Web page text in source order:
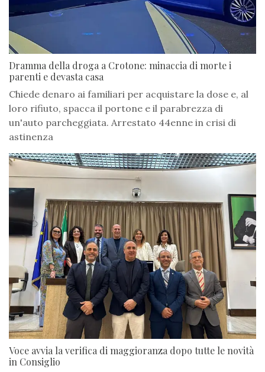
Dramma della droga a Crotone: minaccia di morte i
parenti e devasta casa
Chiede denaro ai familiari per acquistare la dose e, al
loro rifiuto, spacca il portone e il parabrezza di
un'auto parcheggiata. Arrestato 44enne in crisi di
astinenza
Voce avvia la verifica di maggioranza dopo tutte le novità
in Consiglio